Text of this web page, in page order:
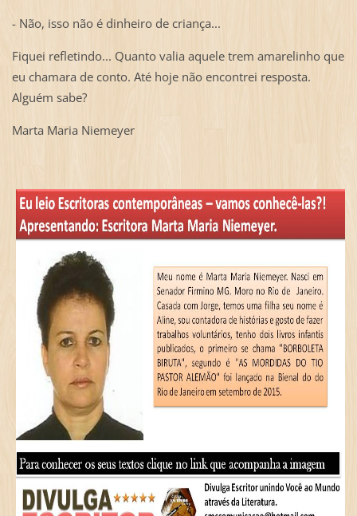
- Não, isso não é dinheiro de criança...
Fiquei refletindo... Quanto valia aquele trem amarelinho que
eu chamara de conto. Até hoje não encontrei resposta.
Alguém sabe?
Marta Maria Niemeyer